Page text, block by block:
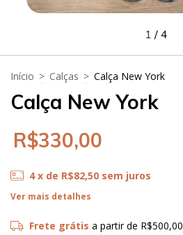
1 / 4
Início > Calças > Calça New York
Calça New York
R$330,00
4 x de R$82,50 sem juros
Ver mais detalhes
Frete grátis a partir de R$500,00